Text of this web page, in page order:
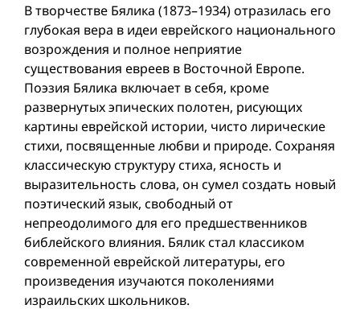
В творчестве Бялика (1873–1934) отразилась его
глубокая вера в идеи еврейского национального
возрождения и полное неприятие
существования евреев в Восточной Европе.
Поэзия Бялика включает в себя, кроме
развернутых эпических полотен, рисующих
картины еврейской истории, чисто лирические
стихи, посвященные любви и природе. Сохраняя
классическую структуру стиха, ясность и
выразительность слова, он сумел создать новый
поэтический язык, свободный от
непреодолимого для его предшественников
библейского влияния. Бялик стал классиком
современной еврейской литературы, его
произведения изучаются поколениями
израильских школьников.